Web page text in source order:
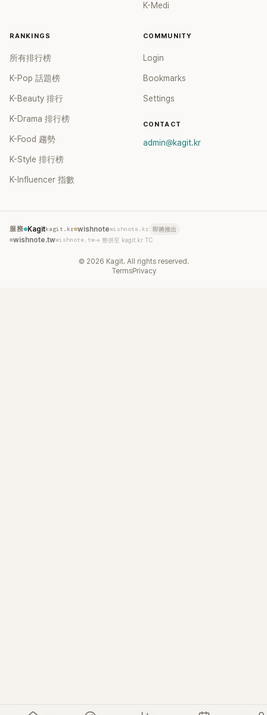
K-Medi
RANKINGS
所有排行榜
K-Pop 話題榜
K-Beauty 排行
K-Drama 排行榜
K-Food 趨勢
K-Style 排行榜
K-Influencer 指數
COMMUNITY
Login
Bookmarks
Settings
CONTACT
admin@kagit.kr
服務 Kagitkagit.kr wishnotewishnote.kr 即將推出
wishnote.twwishnote.tw→ 整併至 kagit.kr TC
© 2026 Kagit. All rights reserved.
TermsPrivacy